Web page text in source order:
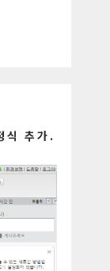
식 추가.